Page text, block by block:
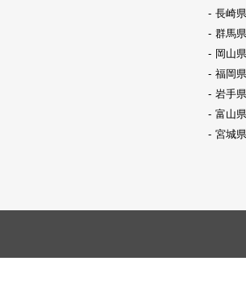
長崎
群馬
岡山
福岡
岩手
富山
宮城